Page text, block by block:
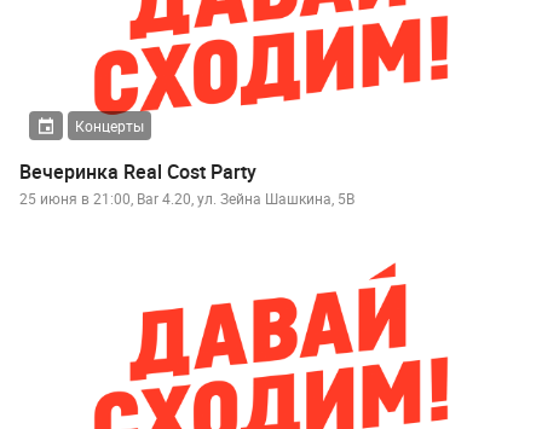
Концерты
Вечеринка Real Cost Party
25 июня в 21:00, Bar 4.20, ул. Зейна Шашкина, 5В